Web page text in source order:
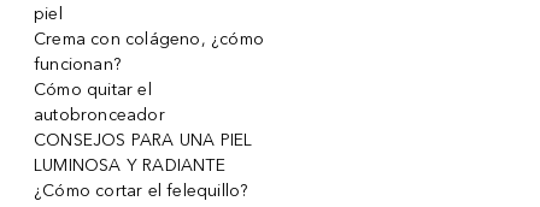
piel
Crema con colágeno, ¿cómo
funcionan?
Cómo quitar el
autobronceador
CONSEJOS PARA UNA PIEL
LUMINOSA Y RADIANTE
¿Cómo cortar el felequillo?